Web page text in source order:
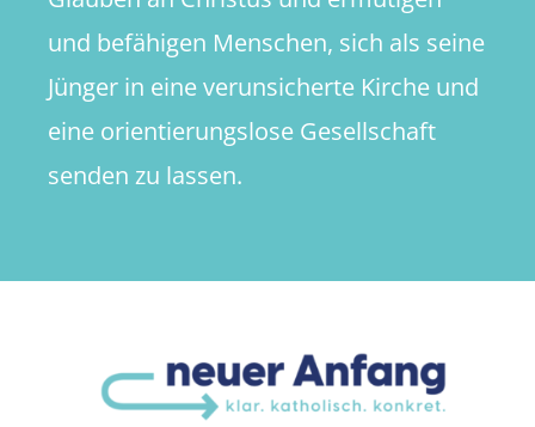
und befähigen Menschen, sich als seine
Jünger in eine verunsicherte Kirche und
eine orientierungslose Gesellschaft
senden zu lassen.